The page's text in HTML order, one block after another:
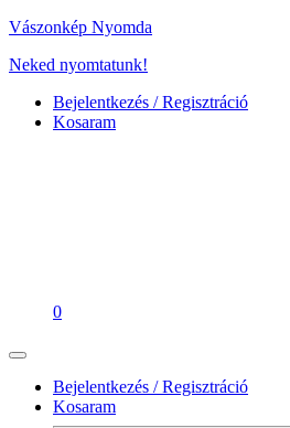
Vászonkép Nyomda
Neked nyomtatunk!
Bejelentkezés / Regisztráció
Kosaram
0
Bejelentkezés / Regisztráció
Kosaram